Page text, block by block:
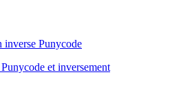
inverse Punycode
et inversement